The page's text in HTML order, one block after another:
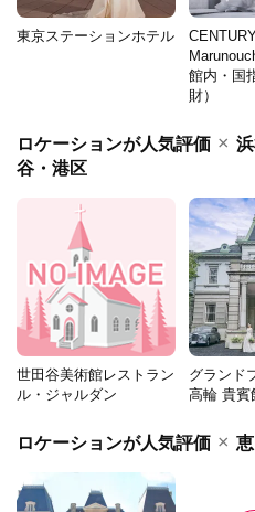
東京ステーションホテル
館内・国
財）
ロケーションが人気評価 ×
谷・港区
世田谷美術館レストラン
ル・ジャルダン
グランド
高輪 貴賓
ロケーションが人気評価 ×